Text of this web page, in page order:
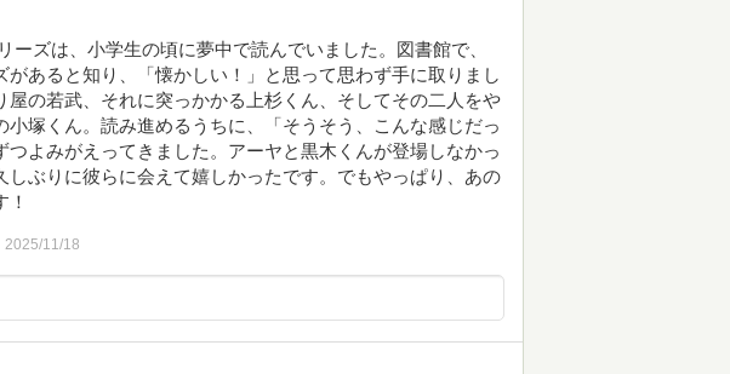
ーズは、小学生の頃に夢中で読んでいました。図書館で、
があると知り、「懐かしい！」と思って思わず手に取りまし
屋の若武、それに突っかかる上杉くん、そしてその二人をや
小塚くん。読み進めるうちに、「そうそう、こんな感じだっ
つよみがえってきました。アーヤと黒木くんが登場しなかっ
しぶりに彼らに会えて嬉しかったです。でもやっぱり、あの
2025/11/18